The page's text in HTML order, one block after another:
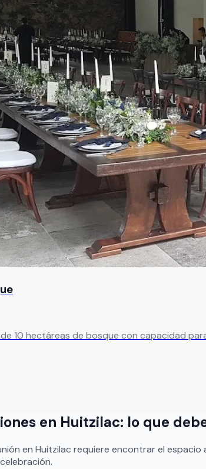
10 hectáreas de bosque con capacidad
en Huitzilac: lo que
en Huitzilac requiere encontrar el